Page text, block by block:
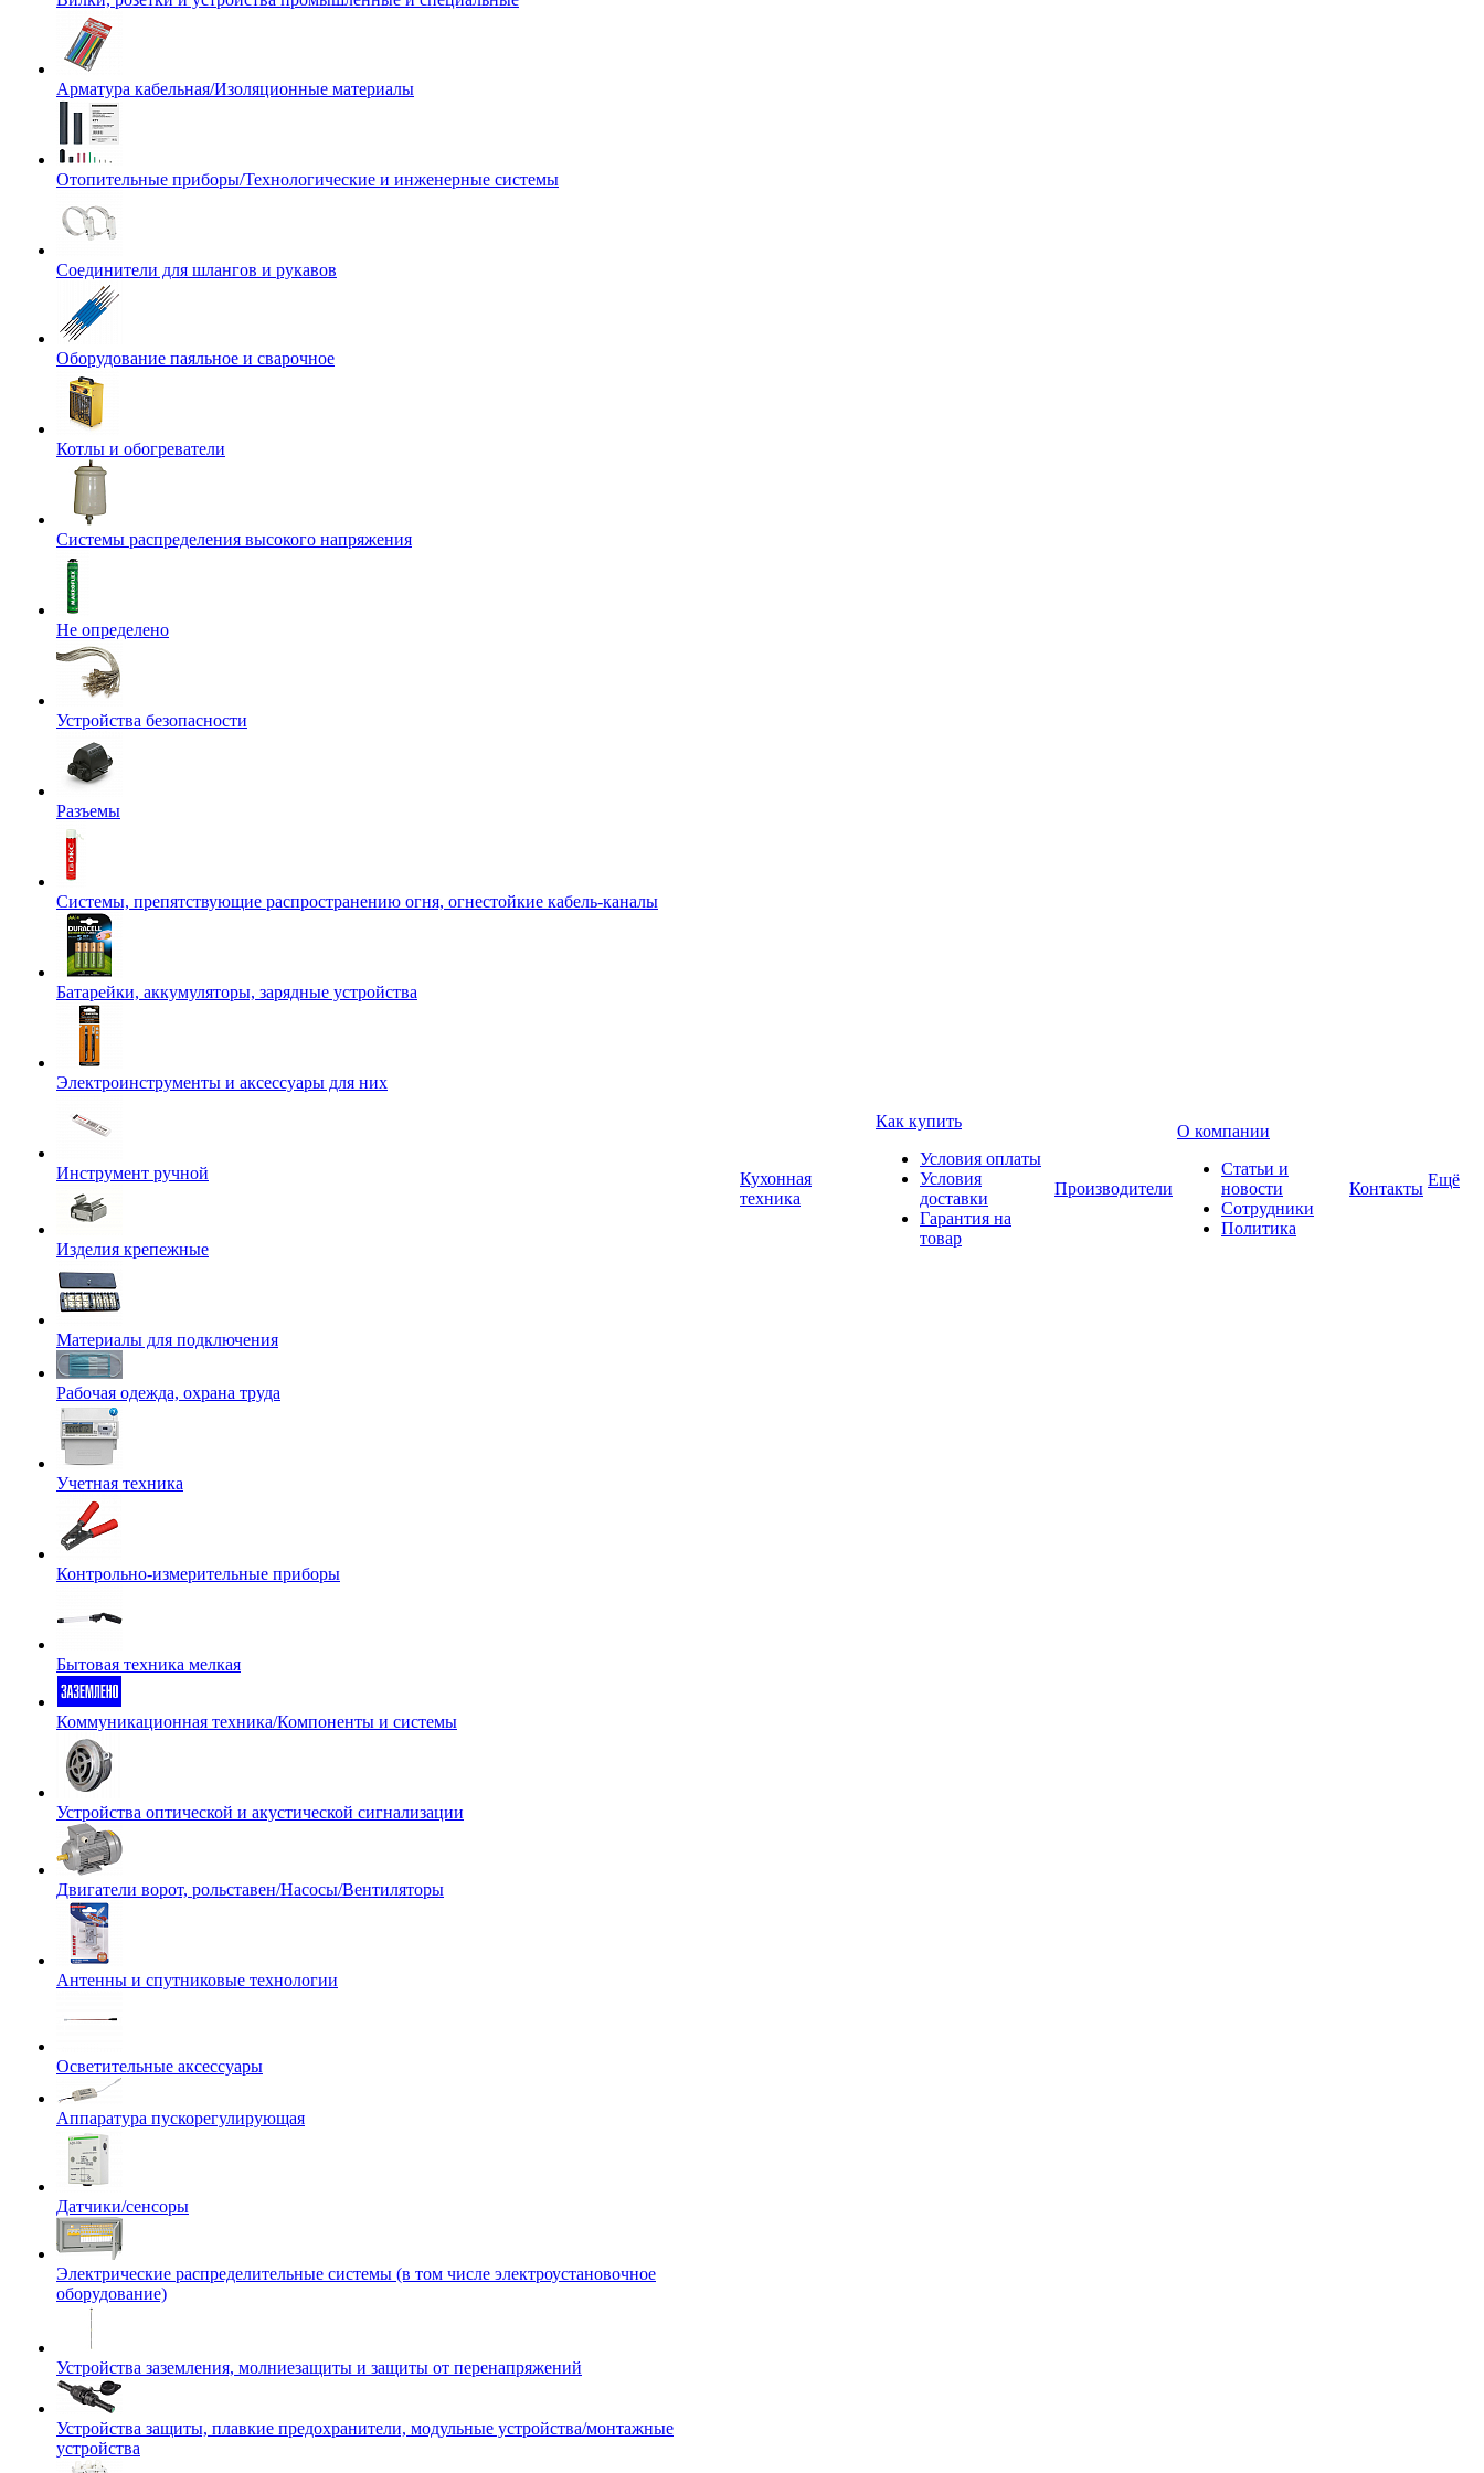
Арматура кабельная/Изоляционные материалы
Отопительные приборы/Технологические и инженерные системы
Соединители для шлангов и рукавов
Оборудование паяльное и сварочное
Котлы и обогреватели
Системы распределения высокого напряжения
Не определено
Устройства безопасности
Разъемы
Системы, препятствующие распространению огня, огнестойкие кабель-каналы
Батарейки, аккумуляторы, зарядные устройства
Электроинструменты и аксессуары для них
Инструмент ручной
Изделия крепежные
Материалы для подключения
Рабочая одежда, охрана труда
Учетная техника
Контрольно-измерительные приборы
Бытовая техника мелкая
Коммуникационная техника/Компоненты и системы
Устройства оптической и акустической сигнализации
Двигатели ворот, рольставен/Насосы/Вентиляторы
Антенны и спутниковые технологии
Осветительные аксессуары
Аппаратура пускорегулирующая
Датчики/сенсоры
Электрические распределительные системы (в том числе электроустановочное
оборудование)
Устройства заземления, молниезащиты и защиты от перенапряжений
Устройства защиты, плавкие предохранители, модульные устройства/монтажные
устройства
Кухонная
техника
Как купить
Условия оплаты
Условия
доставки
Гарантия на
товар
Производители
О компании
Статьи и
новости
Сотрудники
Политика
Контакты Ещё